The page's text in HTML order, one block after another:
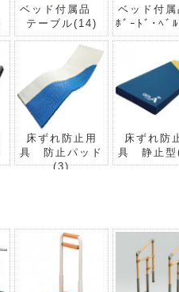
ベッド付属品
テーブル(14)
ベッド付
ﾎﾞｰﾄﾞ･ﾍﾞ
床ずれ防止用
具 防止パッド
(3)
床ずれ防
具 静止型